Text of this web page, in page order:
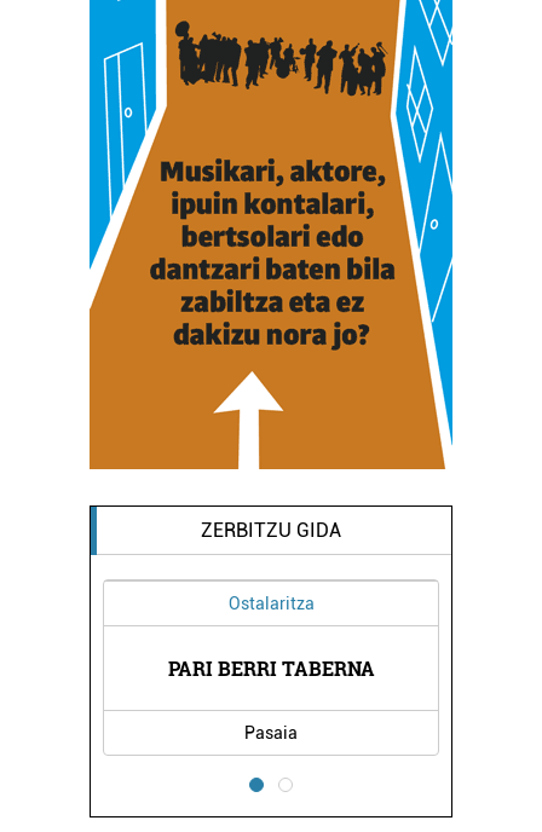
ZERBITZU GIDA
Ostalaritza
PARI BERRI TABERNA
Pasaia